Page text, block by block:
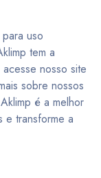
uso
tem a
nosso site
sobre nossos
é a melhor
e transforme a